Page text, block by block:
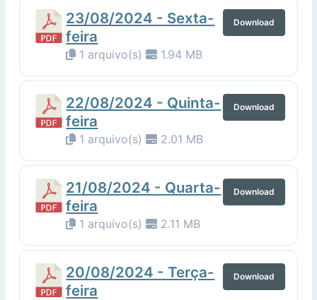
23/08/2024 - Sexta-
feira
1 arquivo(s) 1.94 MB
Download
22/08/2024 - Quinta-
feira
1 arquivo(s) 2.01 MB
Download
21/08/2024 - Quarta-
feira
1 arquivo(s) 2.11 MB
Download
20/08/2024 - Terça-
feira
Download